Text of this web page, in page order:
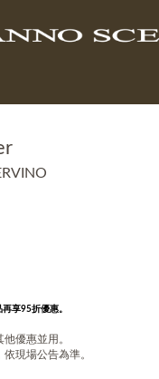
享95折優惠。
優惠並用。
現場公告為準。